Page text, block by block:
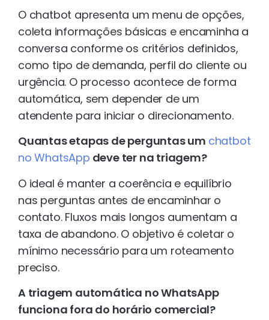
O chatbot apresenta um menu de opções,
coleta informações básicas e encaminha a
conversa conforme os critérios definidos,
como tipo de demanda, perfil do cliente ou
urgência. O processo acontece de forma
automática, sem depender de um
atendente para iniciar o direcionamento.
Quantas etapas de perguntas um chatbot
no WhatsApp deve ter na triagem?
O ideal é manter a coerência e equilíbrio
nas perguntas antes de encaminhar o
contato. Fluxos mais longos aumentam a
taxa de abandono. O objetivo é coletar o
mínimo necessário para um roteamento
preciso.
A triagem automática no WhatsApp
funciona fora do horário comercial?